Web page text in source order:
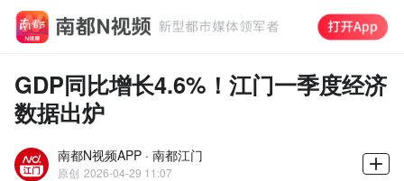
GDP同比增长4.6%！江门一季度经济
数据出炉
南都N视频APP · 南都江门
原创 2026-04-29 11:07